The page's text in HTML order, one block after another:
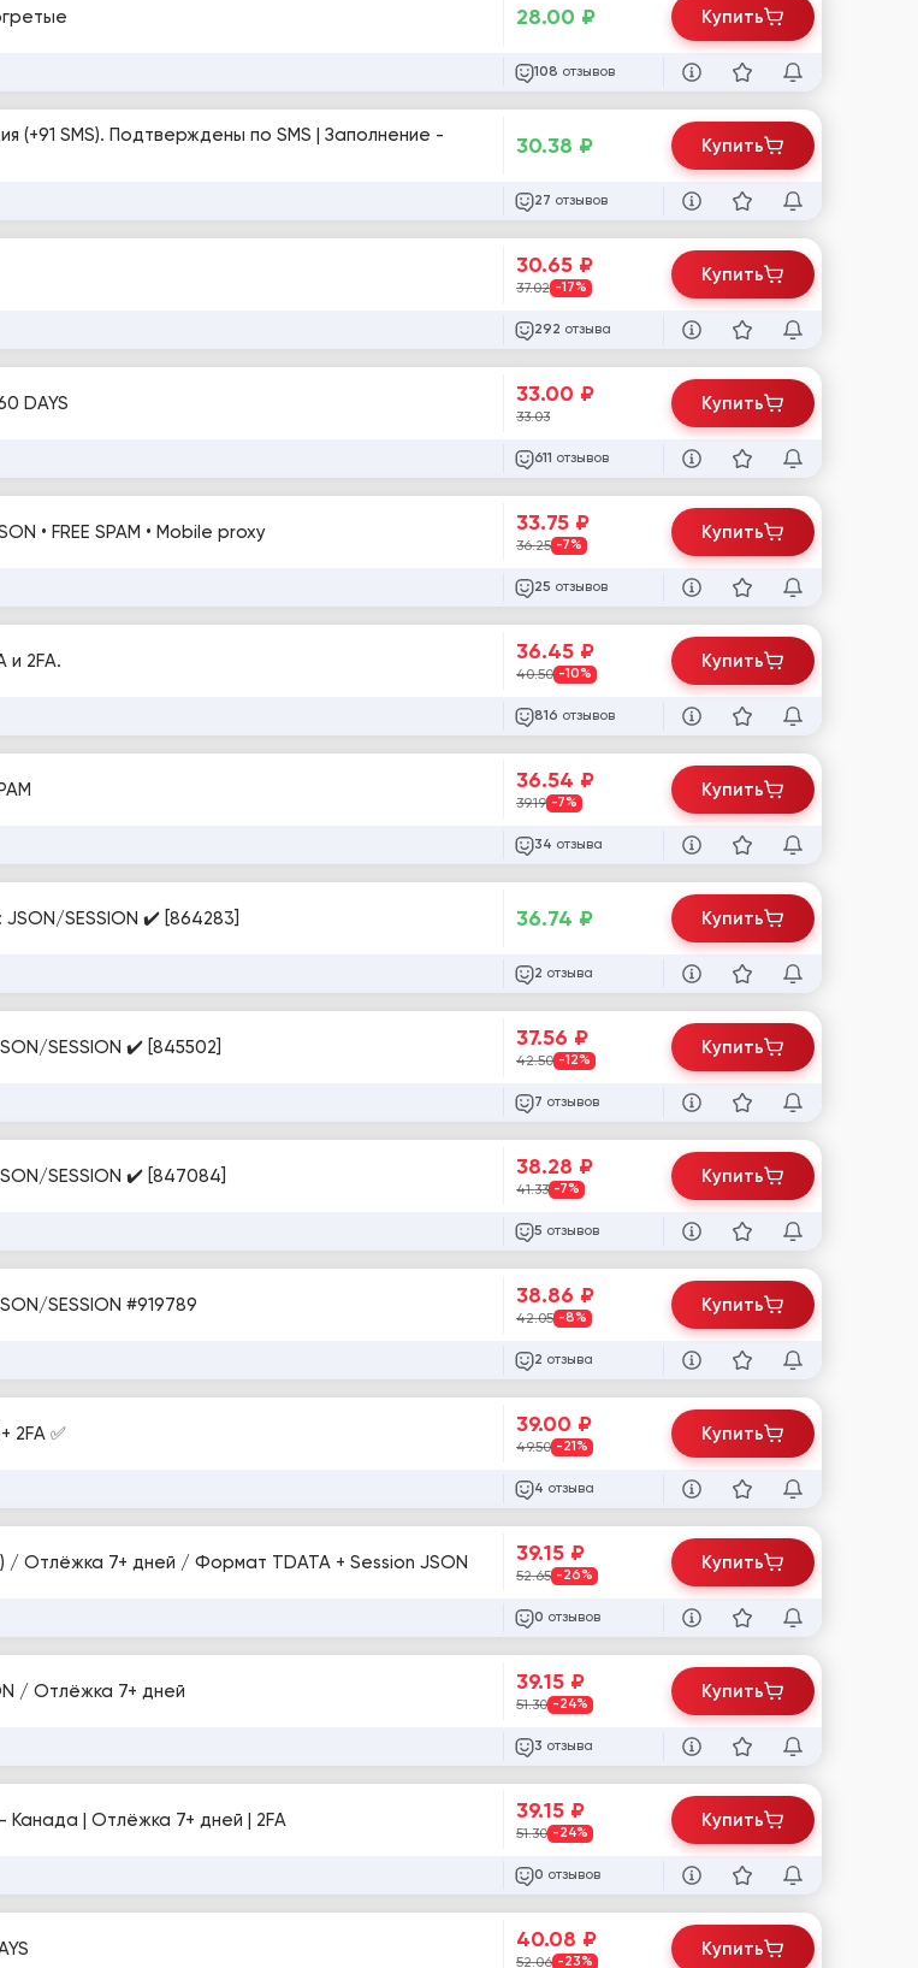
28.00 ₽
108 отзывов
Купить
30.38 ₽
27 отзывов
Купить
30.65 ₽
37.02 -17%
292 отзыва
Купить
DAYS 33.00 ₽
33.03
611 отзывов
Купить
• FREE SPAM • Mobile proxy 33.75 ₽
36.25 -7%
25 отзывов
Купить
и 2FA. 36.45 ₽
40.50 -10%
816 отзывов
Купить
36.54 ₽
39.19 -7%
34 отзыва
Купить
SESSION ✔️ [864283] 36.74 ₽
2 отзыва
Купить
SESSION ✔️ [845502] 37.56 ₽
42.50 -12%
7 отзывов
Купить
SESSION ✔️ [847084] 38.28 ₽
41.33 -7%
5 отзывов
Купить
TELEGRAM - КЕНИЯ IP - ОТЛЁЖКА 3-12 МЕСЯЦЕВ - ФОРМАТ: JSON/SESSION #919789 38.86 ₽
42.05 -8%
2 отзыва
Купить
2FA ✅ 39.00 ₽
49.50 -21%
4 отзыва
Купить
/ Отлёжка 7+ дней / Формат TDATA + Session JSON 39.15 ₽
52.65 -26%
0 отзывов
Купить
/ Отлёжка 7+ дней 39.15 ₽
51.30 -24%
3 отзыва
Купить
Канада | Отлёжка 7+ дней | 2FA 39.15 ₽
51.30 -24%
0 отзывов
Купить
40.08 ₽
52.06 -23%
Купить